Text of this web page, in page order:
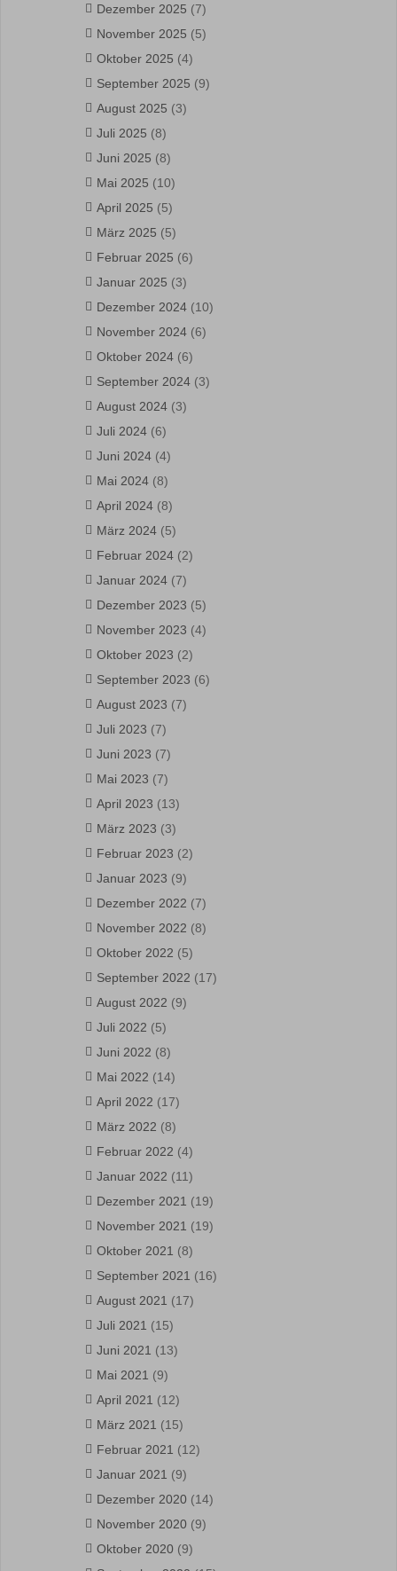
Dezember 2025 (7)
November 2025 (5)
Oktober 2025 (4)
September 2025 (9)
August 2025 (3)
Juli 2025 (8)
Juni 2025 (8)
Mai 2025 (10)
April 2025 (5)
März 2025 (5)
Februar 2025 (6)
Januar 2025 (3)
Dezember 2024 (10)
November 2024 (6)
Oktober 2024 (6)
September 2024 (3)
August 2024 (3)
Juli 2024 (6)
Juni 2024 (4)
Mai 2024 (8)
April 2024 (8)
März 2024 (5)
Februar 2024 (2)
Januar 2024 (7)
Dezember 2023 (5)
November 2023 (4)
Oktober 2023 (2)
September 2023 (6)
August 2023 (7)
Juli 2023 (7)
Juni 2023 (7)
Mai 2023 (7)
April 2023 (13)
März 2023 (3)
Februar 2023 (2)
Januar 2023 (9)
Dezember 2022 (7)
November 2022 (8)
Oktober 2022 (5)
September 2022 (17)
August 2022 (9)
Juli 2022 (5)
Juni 2022 (8)
Mai 2022 (14)
April 2022 (17)
März 2022 (8)
Februar 2022 (4)
Januar 2022 (11)
Dezember 2021 (19)
November 2021 (19)
Oktober 2021 (8)
September 2021 (16)
August 2021 (17)
Juli 2021 (15)
Juni 2021 (13)
Mai 2021 (9)
April 2021 (12)
März 2021 (15)
Februar 2021 (12)
Januar 2021 (9)
Dezember 2020 (14)
November 2020 (9)
Oktober 2020 (9)